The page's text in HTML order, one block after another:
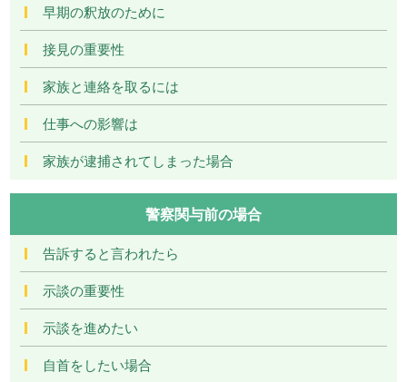
早期の釈放のために
接見の重要性
家族と連絡を取るには
仕事への影響は
家族が逮捕されてしまった場合
警察関与前の場合
告訴すると言われたら
示談の重要性
示談を進めたい
自首をしたい場合